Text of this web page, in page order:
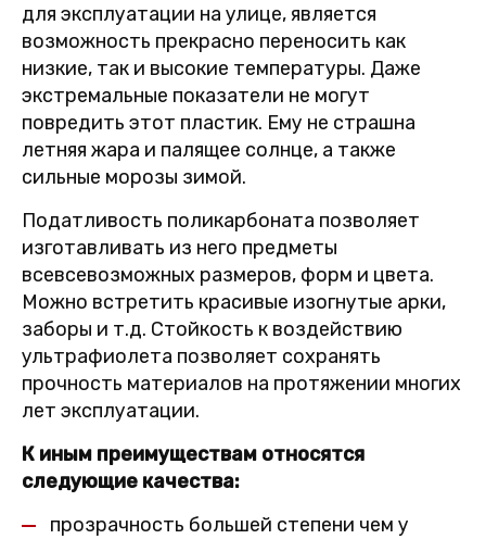
для эксплуатации на улице, является
возможность прекрасно переносить как
низкие, так и высокие температуры. Даже
экстремальные показатели не могут
повредить этот пластик. Ему не страшна
летняя жара и палящее солнце, а также
сильные морозы зимой.
Податливость поликарбоната позволяет
изготавливать из него предметы
всевсевозможных размеров, форм и цвета.
Можно встретить красивые изогнутые арки,
заборы и т.д. Стойкость к воздействию
ультрафиолета позволяет сохранять
прочность материалов на протяжении многих
лет эксплуатации.
К иным преимуществам относятся
следующие качества:
прозрачность большей степени чем у